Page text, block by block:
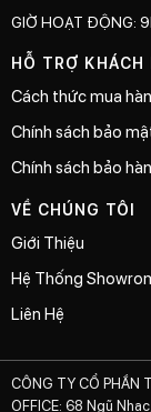
GIỜ HOẠT ĐỘNG:
HỖ TRỢ KHÁCH
Cách thức mua
Chính sách bảo
Chính sách bảo
VỀ CHÚNG TÔI
Giới Thiệu
Hệ Thống
Liên Hệ
CÔNG TY CỔ PHẦN
OFFICE: 68 Ngũ